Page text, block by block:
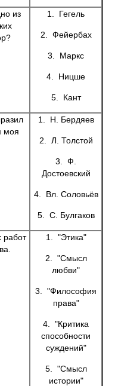
из
1. Гегель
2. Фейербах
3. Маркс
4. Ницше
5. Кант
моя
1. Н. Бердяев
2. Л. Толстой
3. Ф.
Достоевский
4. Вл. Соловьёв
5. С. Булгаков
работ
1. "Этика"
2. "Смысл
любви"
3. "Философия
права"
4. "Критика
способности
суждений"
5. "Смысл
истории"